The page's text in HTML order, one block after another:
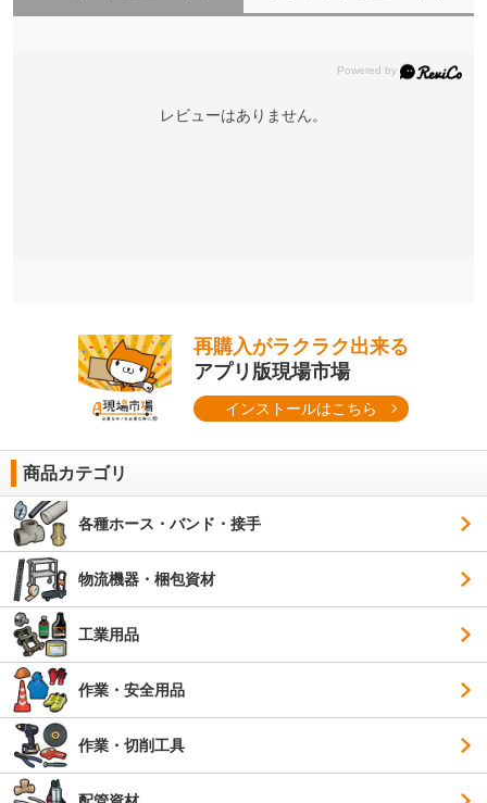
レビューはありません。
再購入がラクラク出来る
アプリ版現場市場
インストールはこちら
商品カテゴリ
各種ホース・バンド・接手
物流機器・梱包資材
工業用品
作業・安全用品
作業・切削工具